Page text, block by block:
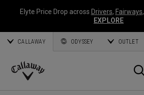
Elyte Price Drop across Drivers, Fairways,
EXPLORE
CALLAWAY ODYSSEY OUTLET
Callaway